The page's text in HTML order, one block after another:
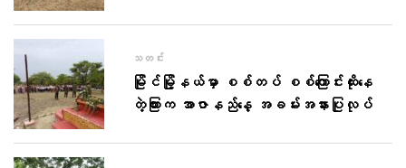
သတင်း
မြိုင်မြို့နယ်မှာ စစ်တပ် စစ်ကြောင်းထိုးနေ
တဲ့ကြားက အာဇာနည်နေ့ အခမ်းအနားပြုလုပ်